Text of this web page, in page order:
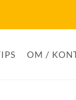
OM /